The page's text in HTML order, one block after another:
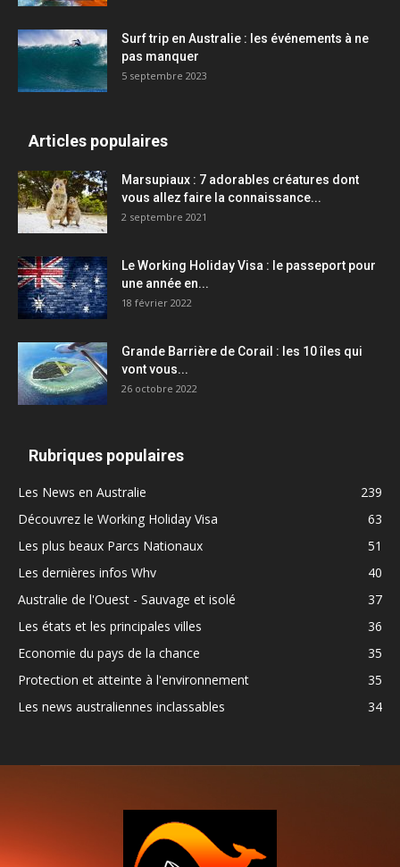
Surf trip en Australie : les événements à ne
pas manquer
5 septembre 2023
Articles populaires
Marsupiaux : 7 adorables créatures dont
vous allez faire la connaissance...
2 septembre 2021
Le Working Holiday Visa : le passeport pour
une année en...
18 février 2022
Grande Barrière de Corail : les 10 îles qui
vont vous...
26 octobre 2022
Rubriques populaires
Les News en Australie
239
Découvrez le Working Holiday Visa
63
Les plus beaux Parcs Nationaux
51
Les dernières infos Whv
40
Australie de l'Ouest - Sauvage et isolé
37
Les états et les principales villes
36
Economie du pays de la chance
35
Protection et atteinte à l'environnement
35
Les news australiennes inclassables
34